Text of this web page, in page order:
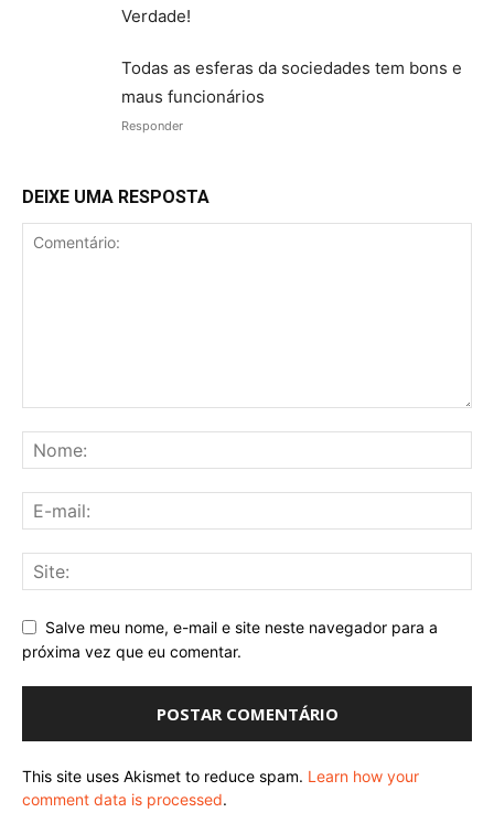
Verdade!
Todas as esferas da sociedades tem bons e
maus funcionários
Responder
DEIXE UMA RESPOSTA
Salve meu nome, e-mail e site neste navegador para a
próxima vez que eu comentar.
This site uses Akismet to reduce spam. Learn how your
comment data is processed.